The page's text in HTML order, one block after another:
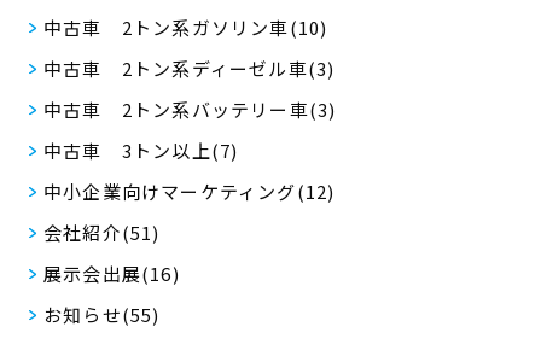
中古車 2トン系ガソリン車(10)
中古車 2トン系ディーゼル車(3)
中古車 2トン系バッテリー車(3)
中古車 3トン以上(7)
中小企業向けマーケティング(12)
会社紹介(51)
展示会出展(16)
お知らせ(55)